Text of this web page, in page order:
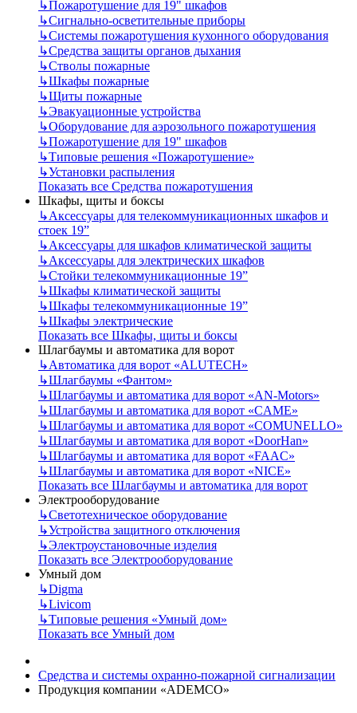
↳Пожаротушение для 19" шкафов
↳Сигнально-осветительные приборы
↳Системы пожаротушения кухонного оборудования
↳Средства защиты органов дыхания
↳Стволы пожарные
↳Шкафы пожарные
↳Щиты пожарные
↳Эвакуационные устройства
↳Оборудование для аэрозольного пожаротушения
↳Пожаротушение для 19" шкафов
↳Типовые решения «Пожаротушение»
↳Установки распыления
Показать все Средства пожаротушения
Шкафы, щиты и боксы
↳Аксессуары для телекоммуникационных шкафов и
стоек 19”
↳Аксессуары для шкафов климатической защиты
↳Аксессуары для электрических шкафов
↳Стойки телекоммуникационные 19”
↳Шкафы климатической защиты
↳Шкафы телекоммуникационные 19”
↳Шкафы электрические
Показать все Шкафы, щиты и боксы
Шлагбаумы и автоматика для ворот
↳Автоматика для ворот «ALUTECH»
↳Шлагбаумы «Фантом»
↳Шлагбаумы и автоматика для ворот «AN-Motors»
↳Шлагбаумы и автоматика для ворот «CAME»
↳Шлагбаумы и автоматика для ворот «COMUNELLO»
↳Шлагбаумы и автоматика для ворот «DoorHan»
↳Шлагбаумы и автоматика для ворот «FAAC»
↳Шлагбаумы и автоматика для ворот «NICE»
Показать все Шлагбаумы и автоматика для ворот
Электрооборудование
↳Светотехническое оборудование
↳Устройства защитного отключения
↳Электроустановочные изделия
Показать все Электрооборудование
Умный дом
↳Digma
↳Livicom
↳Типовые решения «Умный дом»
Показать все Умный дом
Средства и системы охранно-пожарной сигнализации
Продукция компании «ADEMCO»